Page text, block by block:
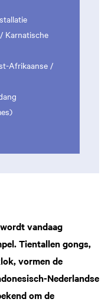
Karnatische
Afrikaanse /
vandaag
Tientallen gongs,
vormen de
Nederlandse
om de
Inzoomen